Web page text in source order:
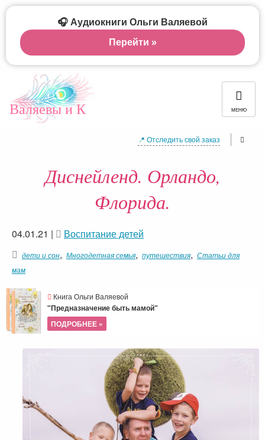
Валяевы и К МЕНЮ
📍 Отследить свой заказ
Диснейленд. Орландо,
Флорида.
04.01.21 | Воспитание детей
дети и сон, Многодетная семья, путешествия, Статьи для
мам
Книга Ольги Валяевой
"Предназначение быть мамой"
ПОДРОБНЕЕ »
🎧 Аудиокниги Ольги Валяевой
Перейти »